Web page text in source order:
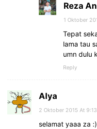
Reza
1 Oktober
Tepat
lama tau
umn dulu
Reply
Alya
2 Oktober 2015 At
selamat yaaa za :)